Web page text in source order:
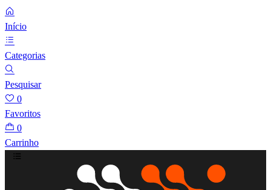
Início
Categorias
Pesquisar
0
Favoritos
0
Carrinho